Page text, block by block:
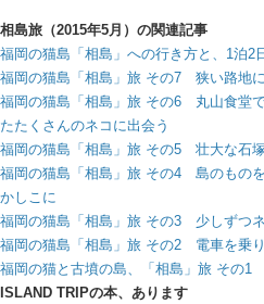
相島旅（2015年5月）の関連記事
福岡の猫島「相島」への行き方と、1泊2
福岡の猫島「相島」旅 その7 狭い路地
福岡の猫島「相島」旅 その6 丸山食堂
たたくさんのネコに出会う
福岡の猫島「相島」旅 その5 壮大な石塚
福岡の猫島「相島」旅 その4 島のもの
かしこに
福岡の猫島「相島」旅 その3 少しずつ
福岡の猫島「相島」旅 その2 電車を乗
福岡の猫と古墳の島、「相島」旅 その1
ISLAND TRIPの本、あります